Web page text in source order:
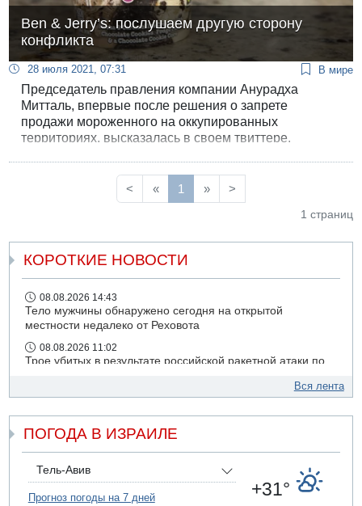
Ben & Jerry’s: послушаем другую сторону
конфликта
28 июля 2021, 07:31 В мире
Председатель правления компании Анурадха
Митталь, впервые после решения о запрете
продажи мороженного на оккупированных
территориях, высказалась в своем твиттере.
< « 1 » >
1 страниц
КОРОТКИЕ НОВОСТИ
08.08.2026 14:43
Тело мужчины обнаружено сегодня на открытой
местности недалеко от Реховота
08.08.2026 11:02
Трое убитых в результате российской ракетной атаки по
07.08.2026 20:43
07.08.2026 20:41
07.08.2026 19:16
ДТП в Ашдоде: тяжело ранены двое маленьких детей
Вся лента
ПОГОДА В ИЗРАИЛЕ
Тель-Авив
Прогноз погоды на 7 дней +31°